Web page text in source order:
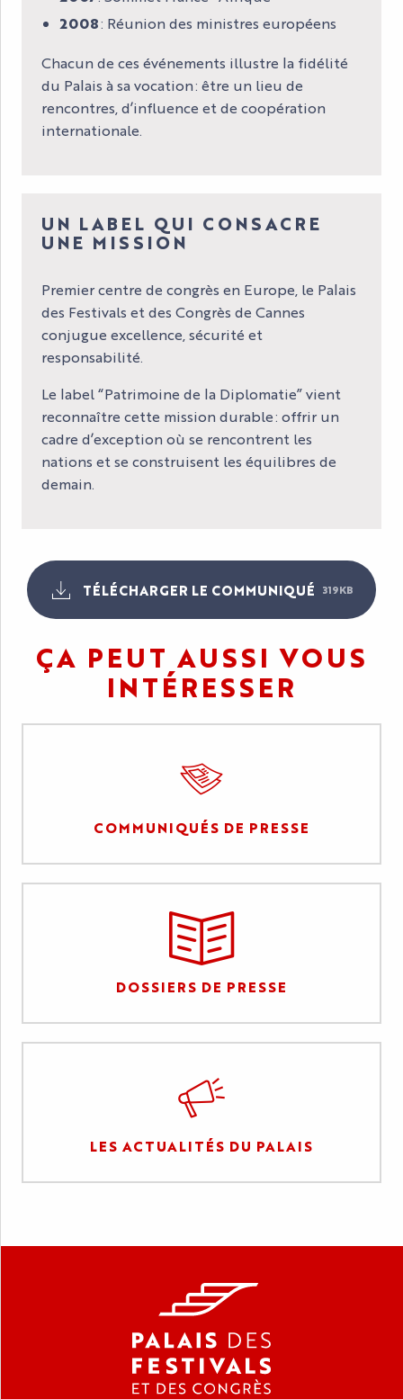
2008: Réunion des ministres européens
Chacun de ces événements illustre la fidélité
du Palais à sa vocation : être un lieu de
rencontres, d’influence et de coopération
internationale.
UN LABEL QUI CONSACRE
UNE MISSION
Premier centre de congrès en Europe, le Palais
des Festivals et des Congrès de Cannes
conjugue excellence, sécurité et
responsabilité.
Le label “Patrimoine de la Diplomatie” vient
reconnaître cette mission durable : offrir un
cadre d’exception où se rencontrent les
nations et se construisent les équilibres de
demain.
TÉLÉCHARGER LE COMMUNIQUÉ 319KB
ÇA PEUT AUSSI VOUS
INTÉRESSER
COMMUNIQUÉS DE PRESSE
DOSSIERS DE PRESSE
LES ACTUALITÉS DU PALAIS